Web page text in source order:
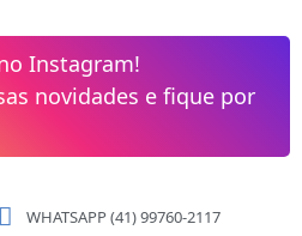
Instagram!
novidades e fique por
WHATSAPP (41) 99760-2117